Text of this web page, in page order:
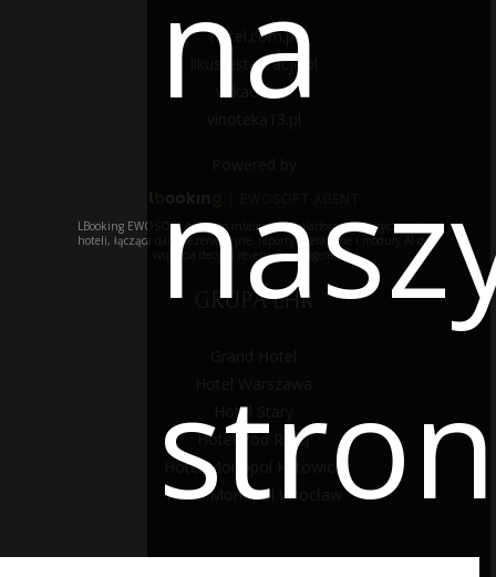
na
hotel.com.pl
likusrestauracje.pl
vitkac.com
LBooking EWOSOFT Agent to inteligentna platforma analityczna dla
hoteli, łącząca dane rezerwacyjne, raporty operacyjne i moduły AI do
wsparcia decyzji revenue management.
GRUPA LHR
Hotel Stary
Hotel Pod Różą
Hotel Monopol Katowice
Hotel Monopol Wrocław